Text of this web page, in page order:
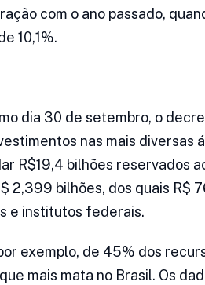
com o ano passado,
10,1%.
dia 30 de setembro, o
nas mais diversas
R$19,4 bilhões reservados
2,399 bilhões, dos quais R$
e institutos federais.
exemplo, de 45% dos
mais mata no Brasil. Os